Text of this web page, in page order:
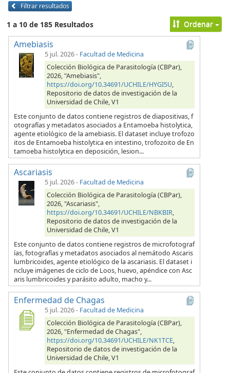
Filtrar resultados
1 a 10 de 185 Resultados Ordenar
Amebiasis
5 jul. 2026- Facultad de Medicina
Colección Biológica de Parasitología (CBPar),
2026, "Amebiasis",
https://doi.org/10.34691/UCHILE/HYGI5U,
Repositorio de datos de investigación de la
Universidad de Chile, V1
Este conjunto de datos contiene registros de diapositivas, f
otografías y metadatos asociados a Entamoeba histolytica,
agente etiológico de la amebiasis. El dataset incluye trofozo
itos de Entamoeba histolytica en intestino, trofozoito de En
tamoeba histolytica en deposición, lesion...
Ascariasis
5 jul. 2026- Facultad de Medicina
Colección Biológica de Parasitología (CBPar),
2026, "Ascariasis",
https://doi.org/10.34691/UCHILE/NBKBIR,
Repositorio de datos de investigación de la
Universidad de Chile, V1
Este conjunto de datos contiene registros de microfotograf
ías, fotografías y metadatos asociados al nemátodo Ascaris
lumbricoides, agente etiológico de la ascariasis. El dataset i
ncluye imágenes de ciclo de Loos, huevo, apéndice con Asc
aris lumbricoides y parásito adulto, macho y...
Enfermedad de Chagas
5 jul. 2026- Facultad de Medicina
Colección Biológica de Parasitología (CBPar),
2026, "Enfermedad de Chagas",
https://doi.org/10.34691/UCHILE/NK1TCE,
Repositorio de datos de investigación de la
Universidad de Chile, V1